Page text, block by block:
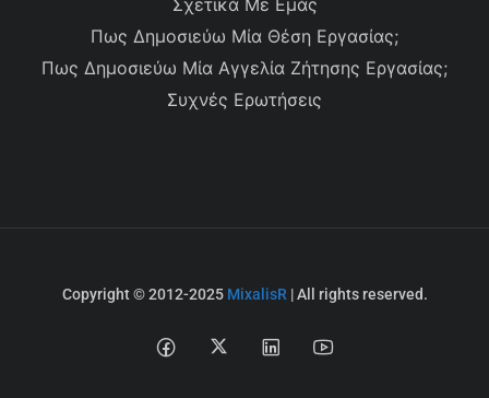
Σχετικά Με Εμάς
Πως Δημοσιεύω Μία Θέση Εργασίας;
Πως Δημοσιεύω Μία Αγγελία Ζήτησης Εργασίας;
Συχνές Ερωτήσεις
Copyright © 2012-2025 MixalisR | All rights reserved.